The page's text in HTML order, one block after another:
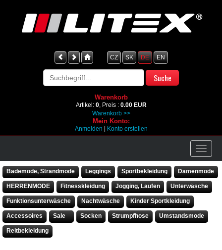
CZ SK DE EN
Warenkorb
Artikel: 0, Preis : 0.00 EUR
Warenkorb >>
Mein Konto:
Anmelden Konto erstellen
Bademode, Strandmode Leggings Sportbekleidung Damenmode
HERRENMODE Fitnesskleidung Jogging, Laufen Unterwäsche
Funktionsunterwäsche Nachtwäsche Kinder Sportkleidung
Accessoires Sale Socken Strumpfhose Umstandsmode
Reitbekleidung